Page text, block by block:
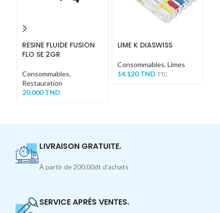
RESINE FLUIDE FUSION
FLO SE 2GR
Consommables,
Restauration
20.000TND
LIME K DIASWISS
Consommables, Limes
14.120TND TTC
LIVRAISON GRATUITE.
À partir de 200.00dt d'achats
SERVICE APRÉS VENTES.